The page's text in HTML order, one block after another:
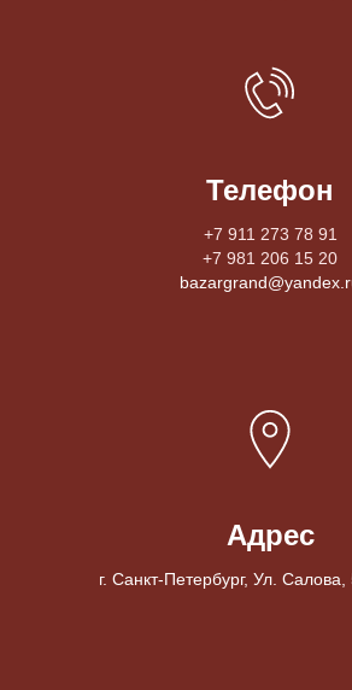
Телефон
+7 911 273 78 91
+7 981 206 15 20
Адрес
г. Санкт-Петербург, Ул. Салова,